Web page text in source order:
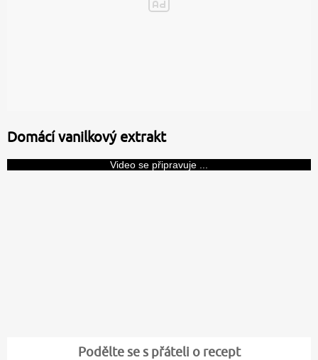
Domácí vanilkový extrakt
Video se připravuje ...
Podělte se s přáteli o recept